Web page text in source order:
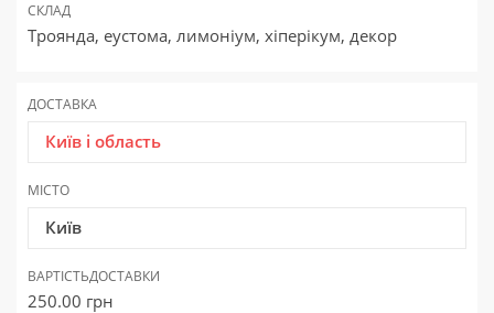
СКЛАД
Троянда, еустома, лимоніум, хіперікум, декор
ДОСТАВКА
Київ і область
МІСТО
Київ
ВАРТІСТЬДОСТАВКИ
250.00 грн